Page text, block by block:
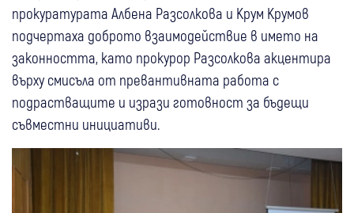
прокуратурата Албена Разсолкова и Крум Крумов
подчертаха доброто взаимодействие в името на
законността, като прокурор Разсолкова акцентира
върху смисъла от превантивната работа с
подрастващите и изрази готовност за бъдещи
съвместни инициативи.